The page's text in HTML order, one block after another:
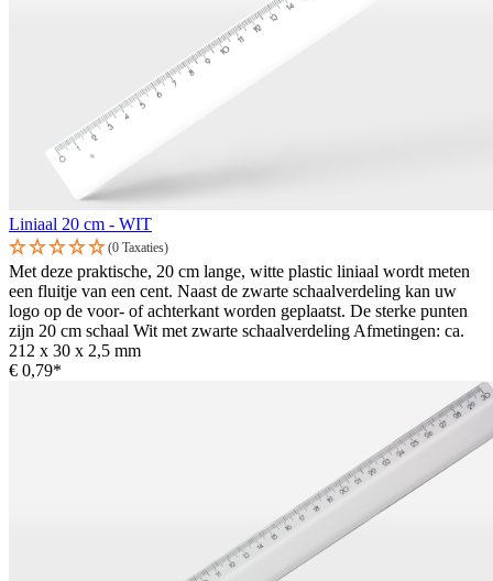
Liniaal 20 cm - WIT
(0 Taxaties)
Met deze praktische, 20 cm lange, witte plastic liniaal wordt meten
een fluitje van een cent. Naast de zwarte schaalverdeling kan uw
logo op de voor- of achterkant worden geplaatst. De sterke punten
zijn 20 cm schaal Wit met zwarte schaalverdeling Afmetingen: ca.
212 x 30 x 2,5 mm
€ 0,79*